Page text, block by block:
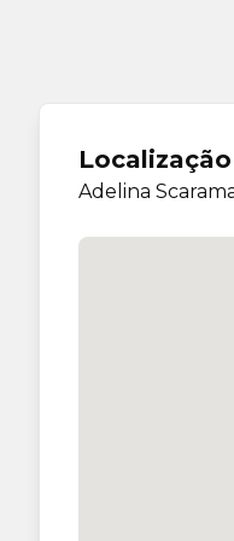
Localização
Adelina